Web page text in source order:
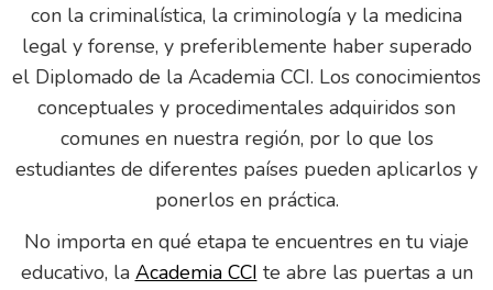
con la criminalística, la criminología y la medicina
legal y forense, y preferiblemente haber superado
el Diplomado de la Academia CCI. Los conocimientos
conceptuales y procedimentales adquiridos son
comunes en nuestra región, por lo que los
estudiantes de diferentes países pueden aplicarlos y
ponerlos en práctica.
No importa en qué etapa te encuentres en tu viaje
educativo, la Academia CCI te abre las puertas a un